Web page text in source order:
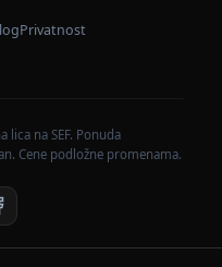
Privatnost
lica na SEF. Ponuda
Cene podložne promenama.